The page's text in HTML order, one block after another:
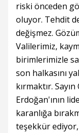
riski önceden
oluyor. Tehdit
değişmez.
Valilerimiz,
birimlerimizle
son halkasını
kırmaktır.
Erdoğan'ının
karanlığa
teşekkür